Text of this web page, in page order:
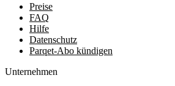
Preise
FAQ
Hilfe
Datenschutz
Parqet-Abo kündigen
Unternehmen